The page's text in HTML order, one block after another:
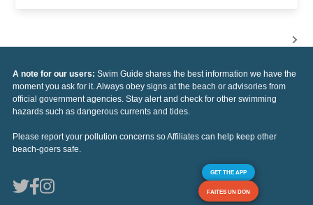
A note for our users: Swim Guide shares the best information we have the
moment you ask for it. Always obey signs at the beach or advisories from
official government agencies. Stay alert and check for other swimming
hazards such as dangerous currents and tides.
Please report your pollution concerns so Affiliates can help keep other
beach-goers safe.
GET THE APP
FAITES UN DON